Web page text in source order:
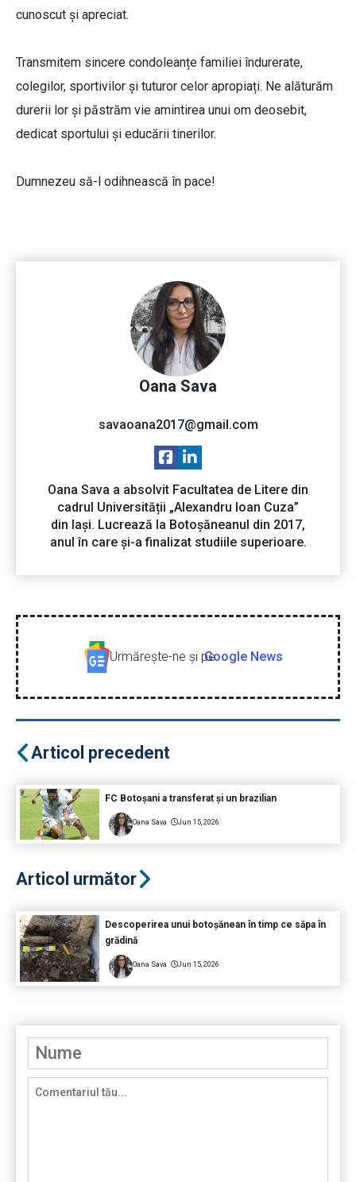
cunoscut și apreciat.
Transmitem sincere condoleanțe familiei îndurerate,
colegilor, sportivilor și tuturor celor apropiați. Ne alăturăm
durerii lor și păstrăm vie amintirea unui om deosebit,
dedicat sportului și educării tinerilor.
Dumnezeu să-l odihnească în pace!
Oana Sava
savaoana2017@gmail.com
Oana Sava a absolvit Facultatea de Litere din
cadrul Universității „Alexandru Ioan Cuza”
din Iași. Lucrează la Botoșăneanul din 2017,
anul în care și-a finalizat studiile superioare.
Urmăreşte-ne şi peGoogle News
Articol precedent
FC Botoșani a transferat și un brazilian
Oana Sava Jun 15, 2026
Articol următor
Descoperirea unui botoșănean în timp ce săpa în
grădină
Oana Sava Jun 15, 2026